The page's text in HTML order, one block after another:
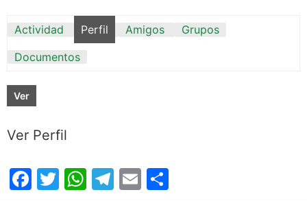
Actividad Perfil Amigos
Grupos
Documentos
Ver
Ver Perfil
Facebook
Twitter
WhatsApp
Telegram
Email